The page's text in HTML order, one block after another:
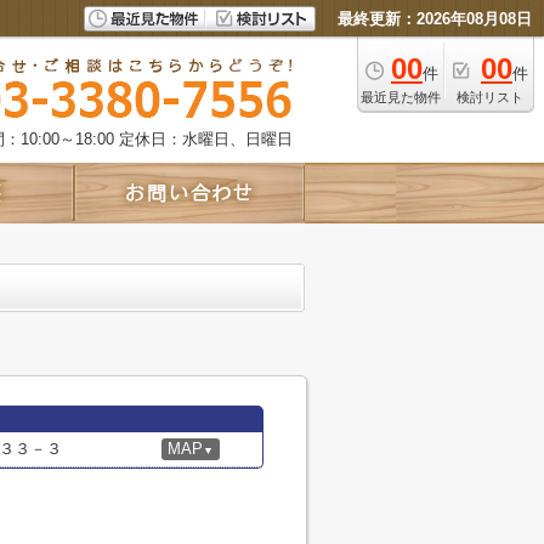
最終更新：2026年08月08日
00件
最近見た物件
00件
検討リスト
：10:00～18:00 定休日：水曜日、日曜日
３－３ MAP ▼